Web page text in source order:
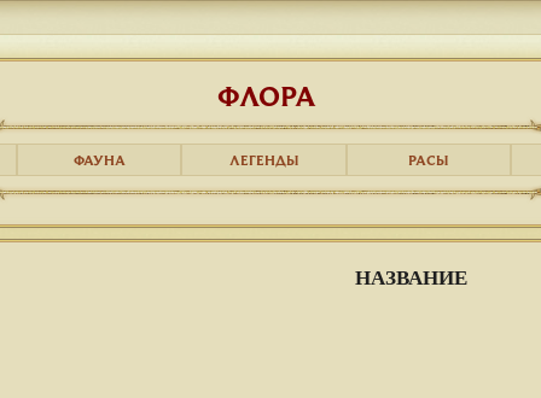
ФЛОРА
ФАУНА ЛЕГЕНДЫ РАСЫ
НАЗВАНИЕ